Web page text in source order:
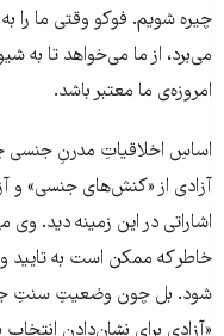
چیره شویم. فوکو وقتی ما را
می‌برد، از ما می‌خواهد تا به
امروزه‌ی ما معتبر باشد.
اساسِ اخلاقیاتِ مدرنِ جنسی
آزادی از «کنش‌های جنسی» و
اشاراتی در این زمینه دید.
خاطر که ممکن است به
شود. بل چون وضعیتِ سنتِ
«آزادی برای نشان‌دادنِ